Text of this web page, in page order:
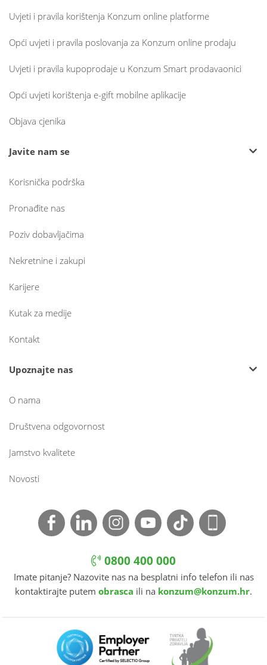
Uvjeti i pravila korištenja Konzum online platforme
Opći uvjeti i pravila poslovanja za Konzum online prodaju
Uvjeti i pravila kupoprodaje u Konzum Smart prodavaonici
Opći uvjeti korištenja e-gift mobilne aplikacije
Objava cjenika
Javite nam se
Korisnička podrška
Pronađite nas
Poziv dobavljačima
Nekretnine i zakupi
Karijere
Kutak za medije
Kontakt
Upoznajte nas
O nama
Društvena odgovornost
Jamstvo kvalitete
Novosti
0800 400 000
Imate pitanje? Nazovite nas na besplatni info telefon ili nas
kontaktirajte putem obrasca ili na konzum@konzum.hr.